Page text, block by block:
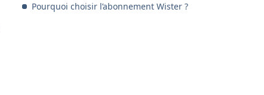
Pourquoi choisir l’abonnement Wister ?